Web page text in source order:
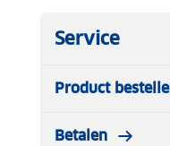
Service
Product
Betalen